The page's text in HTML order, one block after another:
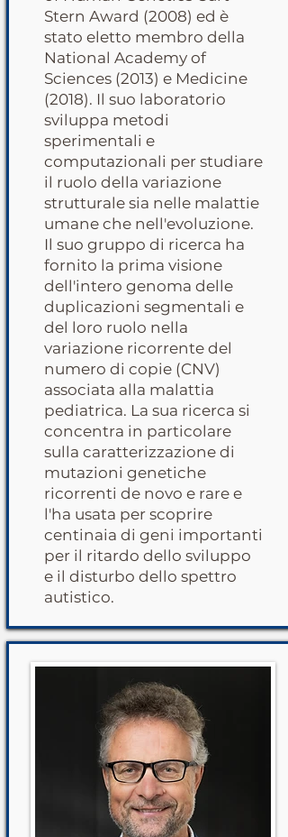
Stern Award (2008) ed è
stato eletto membro della
National Academy of
Sciences (2013) e Medicine
(2018). Il suo laboratorio
sviluppa metodi
sperimentali e
computazionali per studiare
il ruolo della variazione
strutturale sia nelle malattie
umane che nell'evoluzione.
Il suo gruppo di ricerca ha
fornito la prima visione
dell'intero genoma delle
duplicazioni segmentali e
del loro ruolo nella
variazione ricorrente del
numero di copie (CNV)
associata alla malattia
pediatrica. La sua ricerca si
concentra in particolare
sulla caratterizzazione di
mutazioni genetiche
ricorrenti de novo e rare e
l'ha usata per scoprire
centinaia di geni importanti
per il ritardo dello sviluppo
e il disturbo dello spettro
autistico.